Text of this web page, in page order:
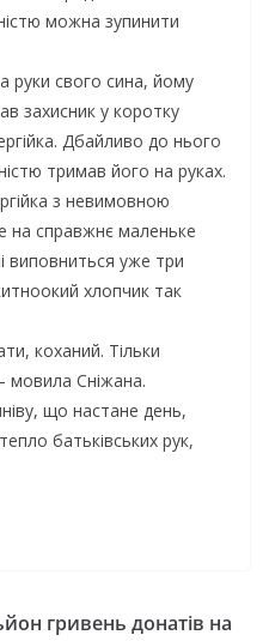
можна зупинити
руки свого сина, йому
захисник у коротку
Дбайливо до нього
тримав його на руках.
з невимовною
на справжнє маленьке
виповниться уже три
хлопчик так
коханий. Тільки
Сніжана.
що настане день,
батьківських рук,
гривень донатів на